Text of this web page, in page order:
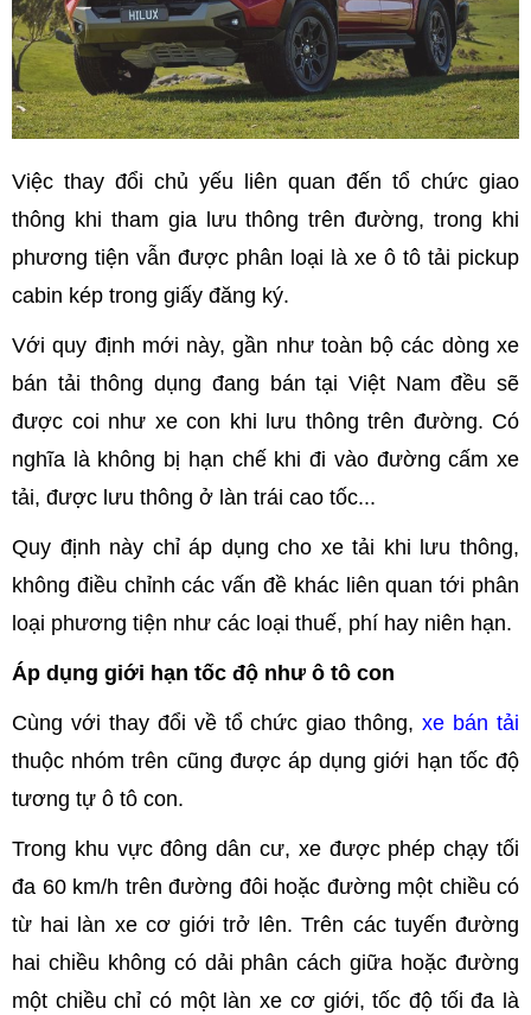
Việc thay đổi chủ yếu liên quan đến tổ chức giao
thông khi tham gia lưu thông trên đường, trong khi
phương tiện vẫn được phân loại là xe ô tô tải pickup
cabin kép trong giấy đăng ký.
Với quy định mới này, gần như toàn bộ các dòng xe
bán tải thông dụng đang bán tại Việt Nam đều sẽ
được coi như xe con khi lưu thông trên đường. Có
nghĩa là không bị hạn chế khi đi vào đường cấm xe
tải, được lưu thông ở làn trái cao tốc...
Quy định này chỉ áp dụng cho xe tải khi lưu thông,
không điều chỉnh các vấn đề khác liên quan tới phân
loại phương tiện như các loại thuế, phí hay niên hạn.
Áp dụng giới hạn tốc độ như ô tô con
Cùng với thay đổi về tổ chức giao thông,xe bán tải
thuộc nhóm trên cũng được áp dụng giới hạn tốc độ
tương tự ô tô con.
Trong khu vực đông dân cư, xe được phép chạy tối
đa 60 km/h trên đường đôi hoặc đường một chiều có
từ hai làn xe cơ giới trở lên. Trên các tuyến đường
hai chiều không có dải phân cách giữa hoặc đường
một chiều chỉ có một làn xe cơ giới, tốc độ tối đa là